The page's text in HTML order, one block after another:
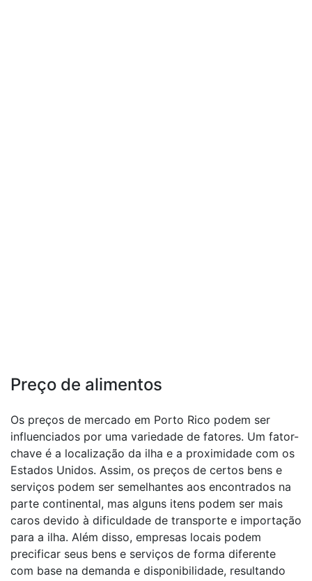
Preço de alimentos
Os preços de mercado em Porto Rico podem ser
influenciados por uma variedade de fatores. Um fator-
chave é a localização da ilha e a proximidade com os
Estados Unidos. Assim, os preços de certos bens e
serviços podem ser semelhantes aos encontrados na
parte continental, mas alguns itens podem ser mais
caros devido à dificuldade de transporte e importação
para a ilha. Além disso, empresas locais podem
precificar seus bens e serviços de forma diferente
com base na demanda e disponibilidade, resultando